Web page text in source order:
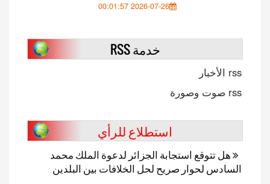
2026-07-26 00:01:57
خدمة RSS
rss الأخبار
rss صوت وصورة
استطلاع للرأي
هل تتوقع استجابة الجزائر لدعوة الملك محمد
السادس لحوار صريح لحل الخلافات بين البلدين